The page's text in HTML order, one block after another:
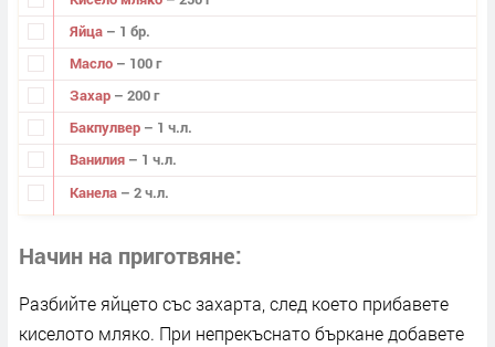
Яйца – 1 бр.
Масло – 100 г
Захар – 200 г
Бакпулвер – 1 ч.л.
Ванилия – 1 ч.л.
Канела – 2 ч.л.
Начин на приготвяне
Разбийте яйцето със захарта, след което прибавете
киселото мляко. При непрекъснато бъркане добавете